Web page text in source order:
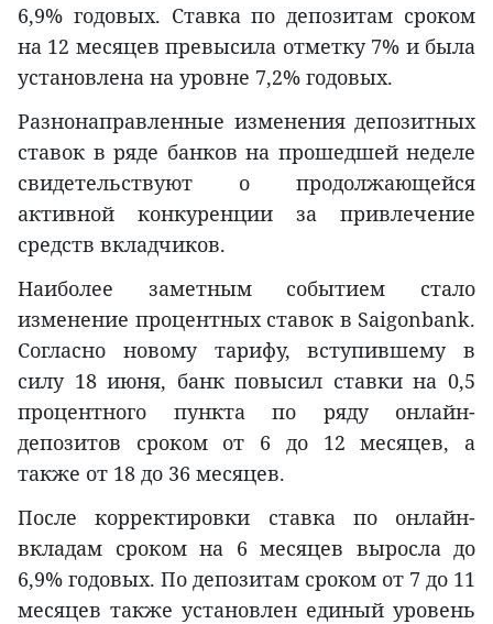
6,9% годовых. Ставка по депозитам сроком
на 12 месяцев превысила отметку 7% и была
установлена на уровне 7,2% годовых.
Разнонаправленные изменения депозитных
ставок в ряде банков на прошедшей неделе
свидетельствуют о продолжающейся
активной конкуренции за привлечение
средств вкладчиков.
Наиболее заметным событием стало
изменение процентных ставок в Saigonbank.
Согласно новому тарифу, вступившему в
силу 18 июня, банк повысил ставки на 0,5
процентного пункта по ряду онлайн-
депозитов сроком от 6 до 12 месяцев, а
также от 18 до 36 месяцев.
После корректировки ставка по онлайн-
вкладам сроком на 6 месяцев выросла до
6,9% годовых. По депозитам сроком от 7 до 11
месяцев также установлен единый уровень